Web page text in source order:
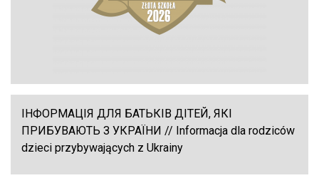
ІНФОРМАЦІЯ ДЛЯ БАТЬКІВ ДІТЕЙ, ЯКІ
ПРИБУВАЮТЬ З УКРАЇНИ // Informacja dla rodziców
dzieci przybywających z Ukrainy